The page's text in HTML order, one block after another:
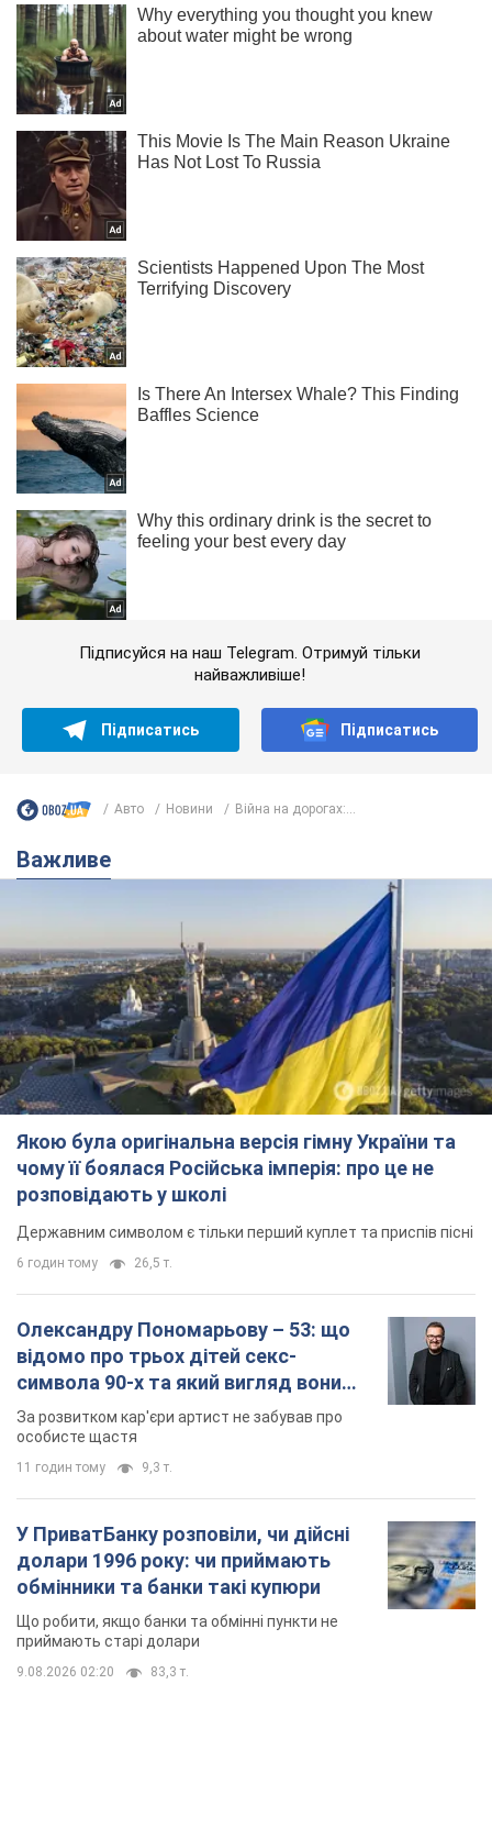
Підписуйся на наш Telegram. Отримуй тільки
найважливіше!
Підписатись Підписатись
Авто Новини Війна на дорогах:...
Важливе
Якою була оригінальна версія гімну України та
чому її боялася Російська імперія: про це не
розповідають у школі
Державним символом є тільки перший куплет та приспів пісні
6 годин тому 26,5 т.
Олександру Пономарьову – 53: що
відомо про трьох дітей секс-
символа 90-х та який вигляд вони
мають
За розвитком кар'єри артист не забував про
особисте щастя
11 годин тому 9,3 т.
У ПриватБанку розповіли, чи дійсні
долари 1996 року: чи приймають
обмінники та банки такі купюри
Що робити, якщо банки та обмінні пункти не
приймають старі долари
9.08.2026 02:20 83,3 т.